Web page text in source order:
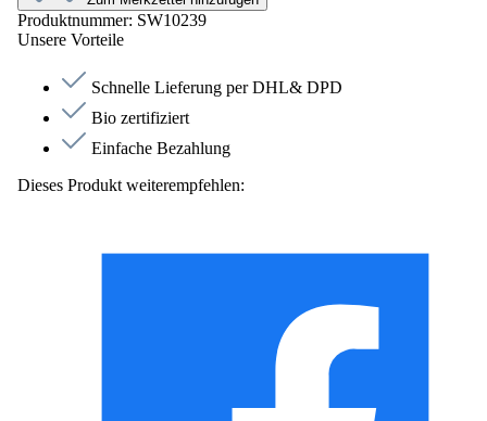
Produktnummer: SW10239
Unsere Vorteile
Schnelle Lieferung per DHL& DPD
Bio zertifiziert
Einfache Bezahlung
Dieses Produkt weiterempfehlen: